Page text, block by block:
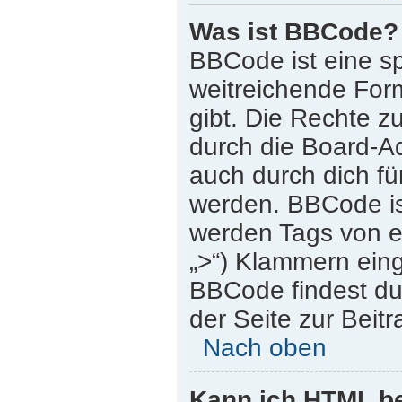
Was ist BBCode?
BBCode ist eine
weitreichende
gibt. Die Rechte
durch die Board-
auch durch dich
werden. BBCode
werden Tags von
„>“) Klammern
BBCode findest
der Seite zur
Nach oben